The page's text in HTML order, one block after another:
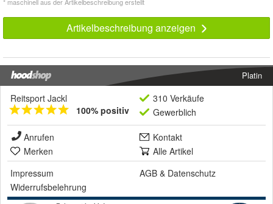
* maschinell aus der Artikelbeschreibung erstellt
Artikelbeschreibung anzeigen
Platin
Reitsport Jackl
100% positiv
310 Verkäufe
Gewerblich
Anrufen
Kontakt
Merken
Alle Artikel
Impressum
AGB & Datenschutz
Widerrufsbelehrung